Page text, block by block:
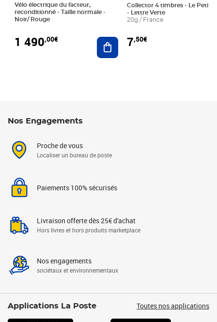
Vélo électrique du facteur,
reconditionné - Taille normale -
Noir/ Rouge
1 490,00€ Ajouter au panier
Collector 4 timbres - Le Petit
- Lettre Verte
20g / France
7,50€
Nos Engagements
Proche de vous
Localiser un bureau de poste
Paiements 100% sécurisés
Livraison offerte dès 25€ d'achat
Hors livres et hors produits marketplace
Nos engagements
sociétaux et environnementaux
Applications La Poste Toutes nos applications